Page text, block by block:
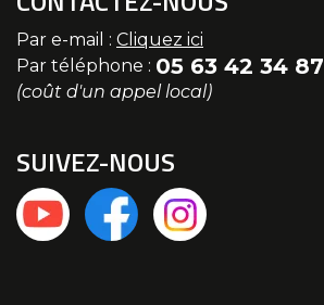
Par e-mail : Cliquez ici
Par téléphone : 05 63 42 34 87
(coût d'un appel local)
SUIVEZ-NOUS